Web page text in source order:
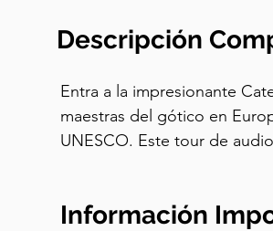
Descripción
Entra a la impresionante
maestras del gótico en
UNESCO. Este tour de
Tu recorrido comienza
Información